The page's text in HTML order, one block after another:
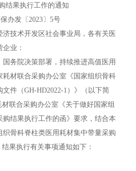
结果执行工作的通知
办发〔2023〕5号
技术开发区社会事业局，各有关医
业：
务院决策部署，持续推进高值医用
耗材联合采购办公室《国家组织骨科
件（GH-HD2022-1）》（以下简
联合采购办公室《关于做好国家组
结果执行工作的函》要求，结合本
骨科脊柱类医用耗材集中带量采购
果执行有关事项通知如下：